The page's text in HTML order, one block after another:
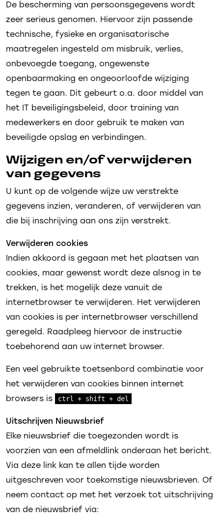
De bescherming van persoonsgegevens wordt
zeer serieus genomen. Hiervoor zijn passende
technische, fysieke en organisatorische
maatregelen ingesteld om misbruik, verlies,
onbevoegde toegang, ongewenste
openbaarmaking en ongeoorloofde wijziging
tegen te gaan. Dit gebeurt o.a. door middel van
het IT beveiligingsbeleid, door training van
medewerkers en door gebruik te maken van
beveiligde opslag en verbindingen.
Wijzigen en/of verwijderen
van gegevens
U kunt op de volgende wijze uw verstrekte
gegevens inzien, veranderen, of verwijderen van
die bij inschrijving aan ons zijn verstrekt.
Verwijderen cookies
Indien akkoord is gegaan met het plaatsen van
cookies, maar gewenst wordt deze alsnog in te
trekken, is het mogelijk deze vanuit de
internetbrowser te verwijderen. Het verwijderen
van cookies is per internetbrowser verschillend
geregeld. Raadpleeg hiervoor de instructie
toebehorend aan uw internet browser.
Een veel gebruikte toetsenbord combinatie voor
het verwijderen van cookies binnen internet
browsers is
ctrl + shift + del
Uitschrijven Nieuwsbrief
Elke nieuwsbrief die toegezonden wordt is
voorzien van een afmeldlink onderaan het bericht.
Via deze link kan te allen tijde worden
uitgeschreven voor toekomstige nieuwsbrieven. Of
neem contact op met het verzoek tot uitschrijving
van de nieuwsbrief via: